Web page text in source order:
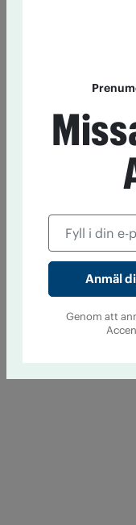
Genom att